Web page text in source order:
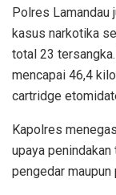
Polres Lamandau
kasus narkotika
total 23
mencapai 46,4
cartridge
Kapolres
upaya
pengedar maupun